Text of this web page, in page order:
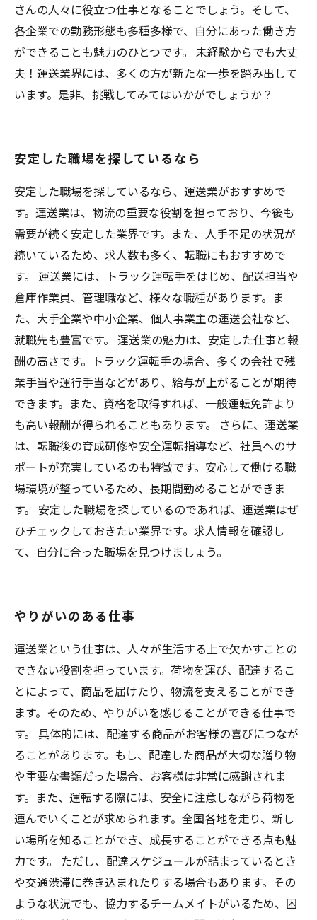
さんの人々に役立つ仕事となることでしょう。そして、
各企業での勤務形態も多種多様で、自分にあった働き方
ができることも魅力のひとつです。 未経験からでも大丈
夫！運送業界には、多くの方が新たな一歩を踏み出して
います。是非、挑戦してみてはいかがでしょうか？
安定した職場を探しているなら
安定した職場を探しているなら、運送業がおすすめで
す。運送業は、物流の重要な役割を担っており、今後も
需要が続く安定した業界です。また、人手不足の状況が
続いているため、求人数も多く、転職にもおすすめで
す。 運送業には、トラック運転手をはじめ、配送担当や
倉庫作業員、管理職など、様々な職種があります。ま
た、大手企業や中小企業、個人事業主の運送会社など、
就職先も豊富です。 運送業の魅力は、安定した仕事と報
酬の高さです。トラック運転手の場合、多くの会社で残
業手当や運行手当などがあり、給与が上がることが期待
できます。また、資格を取得すれば、一般運転免許より
も高い報酬が得られることもあります。 さらに、運送業
は、転職後の育成研修や安全運転指導など、社員へのサ
ポートが充実しているのも特徴です。安心して働ける職
場環境が整っているため、長期間勤めることができま
す。 安定した職場を探しているのであれば、運送業はぜ
ひチェックしておきたい業界です。求人情報を確認し
て、自分に合った職場を見つけましょう。
やりがいのある仕事
運送業という仕事は、人々が生活する上で欠かすことの
できない役割を担っています。荷物を運び、配達するこ
とによって、商品を届けたり、物流を支えることができ
ます。そのため、やりがいを感じることができる仕事で
す。 具体的には、配達する商品がお客様の喜びにつなが
ることがあります。もし、配達した商品が大切な贈り物
や重要な書類だった場合、お客様は非常に感謝されま
す。また、運転する際には、安全に注意しながら荷物を
運んでいくことが求められます。全国各地を走り、新し
い場所を知ることができ、成長することができる点も魅
力です。 ただし、配達スケジュールが詰まっているとき
や交通渋滞に巻き込まれたりする場合もあります。その
ような状況でも、協力するチームメイトがいるため、困